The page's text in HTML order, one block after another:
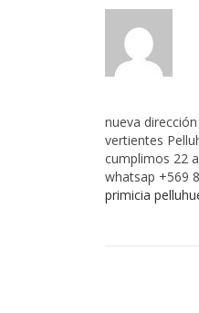
nueva
vertientes
cumplimos 22
whatsap +569
primicia